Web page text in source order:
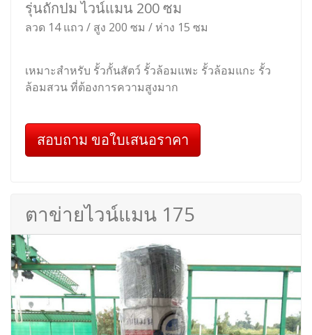
รุ่นถักปม ไวน์แมน 200 ซม
ลวด 14 แถว / สูง 200 ซม / ห่าง 15 ซม
เหมาะสำหรับ รั้วกั้นสัตว์ รั้วล้อมแพะ รั้วล้อมแกะ รั้ว
ล้อมสวน ที่ต้องการความสูงมาก
สอบถาม ขอใบเสนอราคา
ตาข่ายไวน์แมน 175